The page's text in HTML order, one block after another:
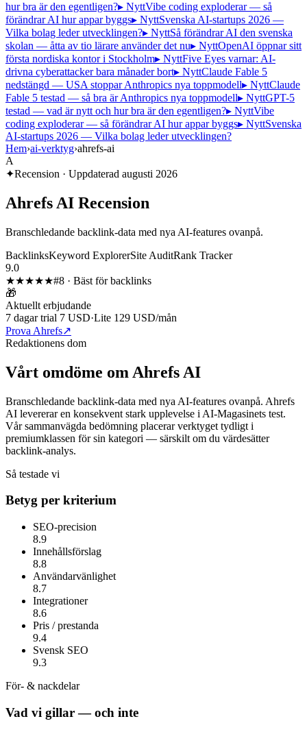
hur bra är den egentligen?▸ NyttVibe coding exploderar — så
förändrar AI hur appar byggs▸ NyttSvenska AI-startups 2026 —
Vilka bolag leder utvecklingen?▸ NyttSå förändrar AI den svenska
skolan — åtta av tio lärare använder det nu▸ NyttOpenAI öppnar sitt
första nordiska kontor i Stockholm▸ NyttFive Eyes varnar: AI-
drivna cyberattacker bara månader bort▸ NyttClaude Fable 5
nedstängd — USA stoppar Anthropics nya toppmodell▸ NyttClaude
Fable 5 testad — så bra är Anthropics nya toppmodell▸ NyttGPT-5
testad — vad är nytt och hur bra är den egentligen?▸ NyttVibe
coding exploderar — så förändrar AI hur appar byggs▸ NyttSvenska
AI-startups 2026 — Vilka bolag leder utvecklingen?
Hem›ai-verktyg›ahrefs-ai
A
✦Recension · Uppdaterad augusti 2026
Ahrefs AI Recension
Branschledande backlink-data med nya AI-features ovanpå.
BacklinksKeyword ExplorerSite AuditRank Tracker
9.0
★★★★★#8 · Bäst för backlinks
🎁
Aktuellt erbjudande
7 dagar trial 7 USD·Lite 129 USD/mån
Prova Ahrefs↗
Redaktionens dom
Vårt omdöme om Ahrefs AI
Branschledande backlink-data med nya AI-features ovanpå. Ahrefs
AI levererar en konsekvent stark upplevelse i AI-Magasinets test.
Vår sammanvägda bedömning placerar verktyget tydligt i
premiumklassen för sin kategori — särskilt om du värdesätter
backlink-analys.
Så testade vi
Betyg per kriterium
SEO-precision
8.9
Innehållsförslag
8.8
Användarvänlighet
8.7
Integrationer
8.6
Pris / prestanda
9.4
Svensk SEO
9.3
För- & nackdelar
Vad vi gillar — och inte